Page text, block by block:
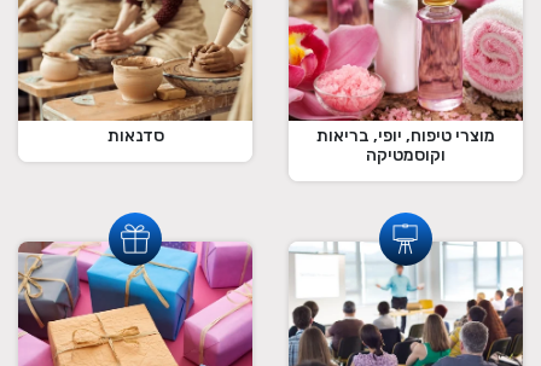
מוצרי טיפוח, יופי, בריאות
וקוסמטיקה
סדנאות